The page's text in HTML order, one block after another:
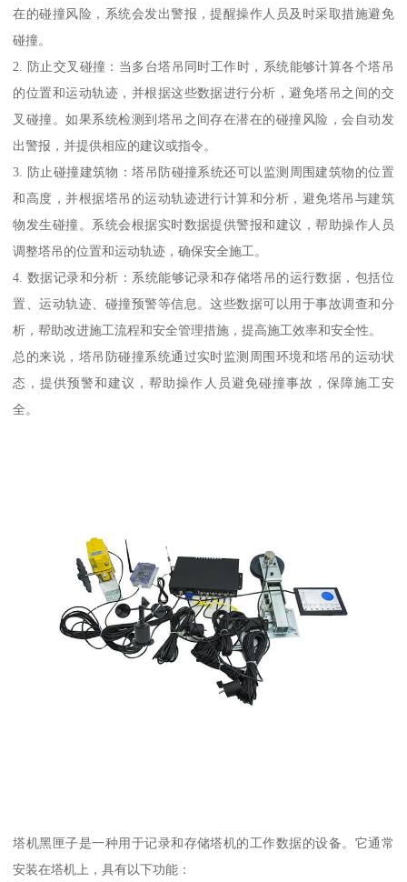
在的碰撞风险，系统会发出警报，提醒操作人员及时采取措施避免
碰撞。
2. 防止交叉碰撞：当多台塔吊同时工作时，系统能够计算各个塔吊
的位置和运动轨迹，并根据这些数据进行分析，避免塔吊之间的交
叉碰撞。如果系统检测到塔吊之间存在潜在的碰撞风险，会自动发
出警报，并提供相应的建议或指令。
3. 防止碰撞建筑物：塔吊防碰撞系统还可以监测周围建筑物的位置
和高度，并根据塔吊的运动轨迹进行计算和分析，避免塔吊与建筑
物发生碰撞。系统会根据实时数据提供警报和建议，帮助操作人员
调整塔吊的位置和运动轨迹，确保安全施工。
4. 数据记录和分析：系统能够记录和存储塔吊的运行数据，包括位
置、运动轨迹、碰撞预警等信息。这些数据可以用于事故调查和分
析，帮助改进施工流程和安全管理措施，提高施工效率和安全性。
总的来说，塔吊防碰撞系统通过实时监测周围环境和塔吊的运动状
态，提供预警和建议，帮助操作人员避免碰撞事故，保障施工安
全。
塔机黑匣子是一种用于记录和存储塔机的工作数据的设备。它通常
安装在塔机上，具有以下功能：